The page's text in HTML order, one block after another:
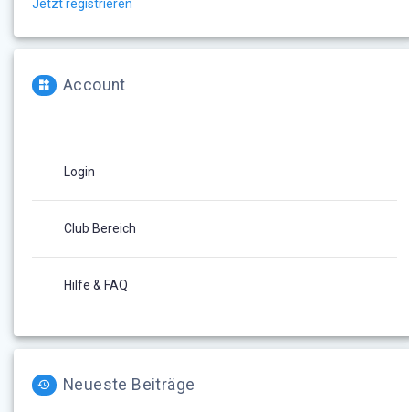
Jetzt registrieren
Account
Login
Club Bereich
Hilfe & FAQ
Neueste Beiträge